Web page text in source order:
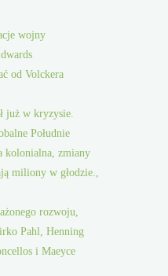
wojny
od Volckera
już w kryzysie.
Południe
kolonialna, zmiany
miliony w głodzie.,
rozwoju,
Pahl, Henning
i Maeyce